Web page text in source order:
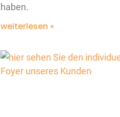
haben.
weiterlesen »